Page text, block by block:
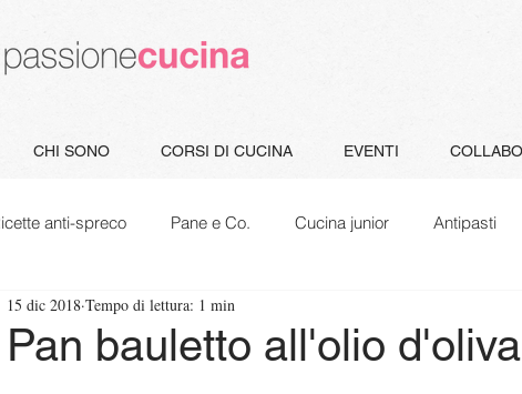
CHI SONO CORSI DI CUCINA EVENTI
anti-spreco Pane e Co. Cucina junior Antipasti
e Zuppe Secondi Gluten Free
Pan bauletto all'olio
15 dic 2018 Tempo di lettura: 1 min